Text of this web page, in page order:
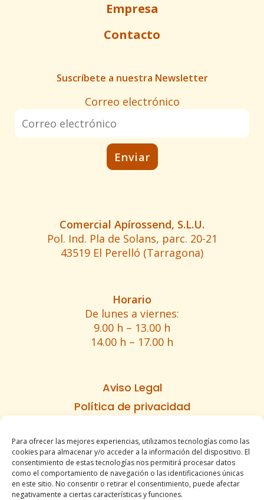
Para ofrecer las mejores experiencias, utilizamos tecnologías como las
cookies para almacenar y/o acceder a la información del dispositivo. El
consentimiento de estas tecnologías nos permitirá procesar datos
como el comportamiento de navegación o las identificaciones únicas
en este sitio. No consentir o retirar el consentimiento, puede afectar
negativamente a ciertas características y funciones.
Empresa
Contacto
Suscríbete a nuestra Newsletter
Correo electrónico
Comercial Apírossend, S.L.U.
Pol. Ind. Pla de Solans, parc. 20-21
43519 El Perelló (Tarragona)
Horario
De lunes a viernes:
9.00 h – 13.00 h
14.00 h – 17.00 h
Aviso Legal
Política de privacidad
Informe de accesibilidad
Condiciones de venta
Mapa del sitio